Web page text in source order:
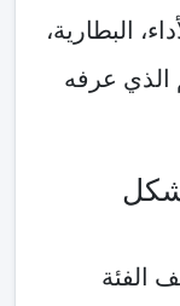
البطارية،
الذي عرفه
الفئة